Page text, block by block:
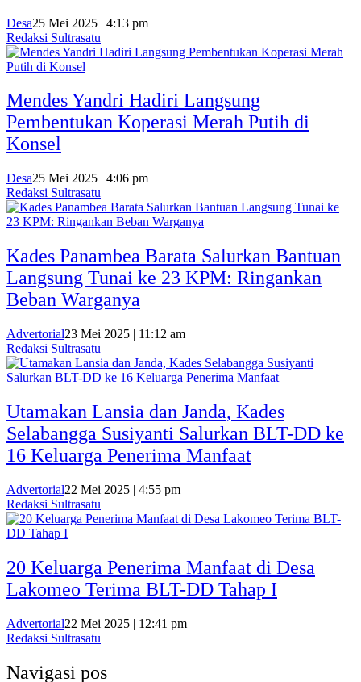
Desa25 Mei 2025 | 4:13 pm
Redaksi Sultrasatu
Mendes Yandri Hadiri Langsung
Pembentukan Koperasi Merah Putih di
Konsel
Desa25 Mei 2025 | 4:06 pm
Redaksi Sultrasatu
Kades Panambea Barata Salurkan Bantuan
Langsung Tunai ke 23 KPM: Ringankan
Beban Warganya
Advertorial23 Mei 2025 | 11:12 am
Redaksi Sultrasatu
Utamakan Lansia dan Janda, Kades
Selabangga Susiyanti Salurkan BLT-DD ke
16 Keluarga Penerima Manfaat
Advertorial22 Mei 2025 | 4:55 pm
Redaksi Sultrasatu
20 Keluarga Penerima Manfaat di Desa
Lakomeo Terima BLT-DD Tahap I
Advertorial22 Mei 2025 | 12:41 pm
Redaksi Sultrasatu
Navigasi pos